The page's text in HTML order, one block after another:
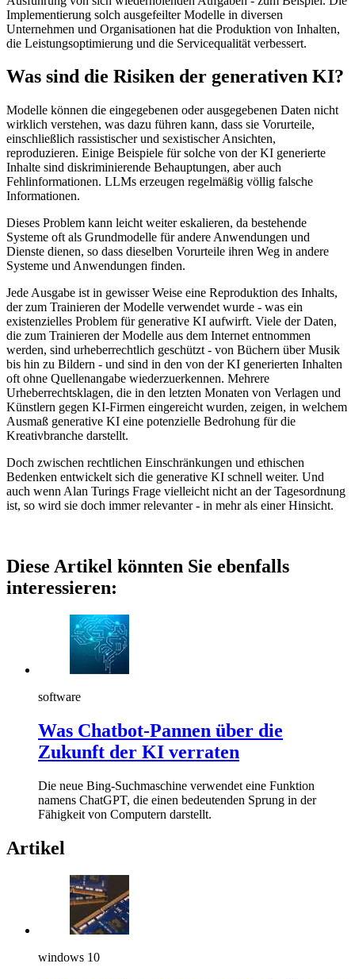
Implementierung solch ausgefeilter Modelle in diversen
Unternehmen und Organisationen hat die Produktion von Inhalten,
die Leistungsoptimierung und die Servicequalität verbessert.
Was sind die Risiken der generativen KI?
Modelle können die eingegebenen oder ausgegebenen Daten nicht
wirklich verstehen, was dazu führen kann, dass sie Vorurteile,
einschließlich rassistischer und sexistischer Ansichten,
reproduzieren. Einige Beispiele für solche von der KI generierte
Inhalte sind diskriminierende Behauptungen, aber auch
Fehlinformationen. LLMs erzeugen regelmäßig völlig falsche
Informationen.
Dieses Problem kann leicht weiter eskalieren, da bestehende
Systeme oft als Grundmodelle für andere Anwendungen und
Dienste dienen, so dass dieselben Vorurteile ihren Weg in andere
Systeme und Anwendungen finden.
Jede Ausgabe ist in gewisser Weise eine Reproduktion des Inhalts,
der zum Trainieren der Modelle verwendet wurde - was ein
existenzielles Problem für generative KI aufwirft. Viele der Daten,
die zum Trainieren der Modelle aus dem Internet entnommen
werden, sind urheberrechtlich geschützt - von Büchern über Musik
bis hin zu Bildern - und sind in den von der KI generierten Inhalten
oft ohne Quellenangabe wiederzuerkennen. Mehrere
Urheberrechtsklagen, die in den letzten Monaten von Verlagen und
Künstlern gegen KI-Firmen eingereicht wurden, zeigen, in welchem
Ausmaß generative KI eine potenzielle Bedrohung für die
Kreativbranche darstellt.
Doch zwischen rechtlichen Einschränkungen und ethischen
Bedenken entwickelt sich die generative KI schnell weiter. Und
auch wenn Alan Turings Frage vielleicht nicht an der Tagesordnung
ist, so wird sie doch immer relevanter - in mehr als einer Hinsicht.
Diese Artikel könnten Sie ebenfalls
interessieren:
software
Was Chatbot-Pannen über die
Zukunft der KI verraten
Die neue Bing-Suchmaschine verwendet eine Funktion
namens ChatGPT, die einen bedeutenden Sprung in der
Fähigkeit von Computern darstellt.
Artikel
windows 10